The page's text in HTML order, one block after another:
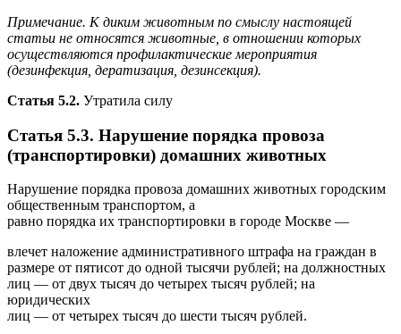
Примечание. К диким животным по смыслу настоящей
статьи не относятся животные, в отношении которых
осуществляются профилактические мероприятия
(дезинфекция, дератизация, дезинсекция).
Статья 5.2. Утратила силу
Статья 5.3. Нарушение порядка провоза
(транспортировки) домашних животных
Нарушение порядка провоза домашних животных городским
общественным транспортом, а
равно порядка их транспортировки в городе Москве —
влечет наложение административного штрафа на граждан в
размере от пятисот до одной тысячи рублей; на должностных
лиц — от двух тысяч до четырех тысяч рублей; на
юридических
лиц — от четырех тысяч до шести тысяч рублей.